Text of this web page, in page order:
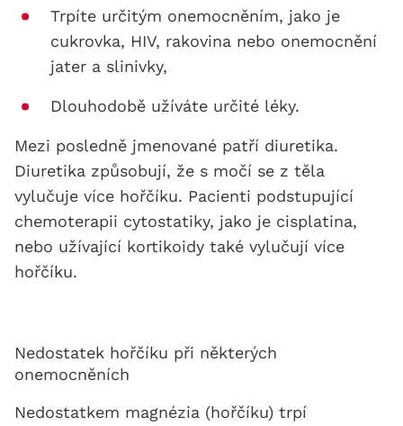
Trpíte určitým onemocněním, jako je
cukrovka, HIV, rakovina nebo onemocnění
jater a slinivky,
Dlouhodobě užíváte určité léky.
Mezi posledně jmenované patří diuretika.
Diuretika způsobují, že s močí se z těla
vylučuje více hořčíku. Pacienti podstupující
chemoterapii cytostatiky, jako je cisplatina,
nebo užívající kortikoidy také vylučují více
hořčíku.
Nedostatek hořčíku při některých
onemocněních
Nedostatkem magnézia (hořčíku) trpí